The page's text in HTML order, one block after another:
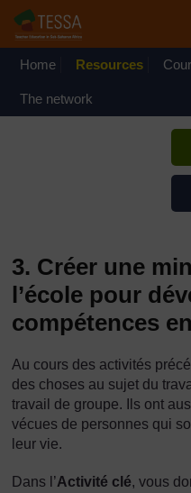
Home Resources
The network
Si
3. Créer une
l’école pour
compétences
Au cours des activités
des choses au sujet du
travail de groupe. Ils ont
vécues de personnes qui
leur vie.
Dans l’Activité clé, vous